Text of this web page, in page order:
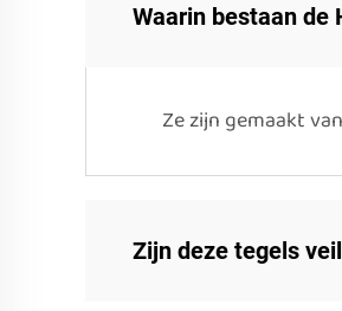
Waarin bestaan de
Ze zijn gemaakt
Zijn deze tegels